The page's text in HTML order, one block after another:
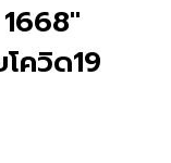
ควิด19